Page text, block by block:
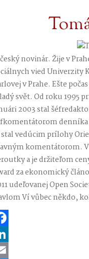
novinár. Žije v
vied Univerzity
v Prahe. Ešte
svět. Od roku 1995
2003 stal
stal vedúcim prílohy
komentátorom.
a je držiteľom
za ekonomický
udeľovanej Open
Ví vůbec někdo,